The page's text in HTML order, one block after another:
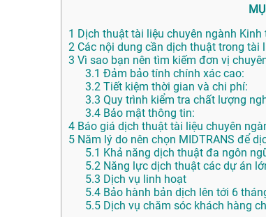
1 Dịch thuật tài liệu chuyên ngành
2 Các nội dung cần dịch thuật trong
3 Vì sao bạn nên tìm kiếm đơn vị
3.1 Đảm bảo tính chính xác cao:
3.2 Tiết kiệm thời gian và chi phí:
3.3 Quy trình kiểm tra chất lượng
3.4 Bảo mật thông tin:
4 Báo giá dịch thuật tài liệu chuyên
5 Năm lý do nên chọn MIDTRANS để
5.1 Khả năng dịch thuật đa ngôn
5.2 Năng lực dịch thuật các dự án
5.3 Dịch vụ linh hoạt
5.4 Bảo hành bản dịch lên tới 6
5.5 Dịch vụ chăm sóc khách hàng